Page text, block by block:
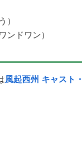
）
ンドワン）
風起西州 キャスト